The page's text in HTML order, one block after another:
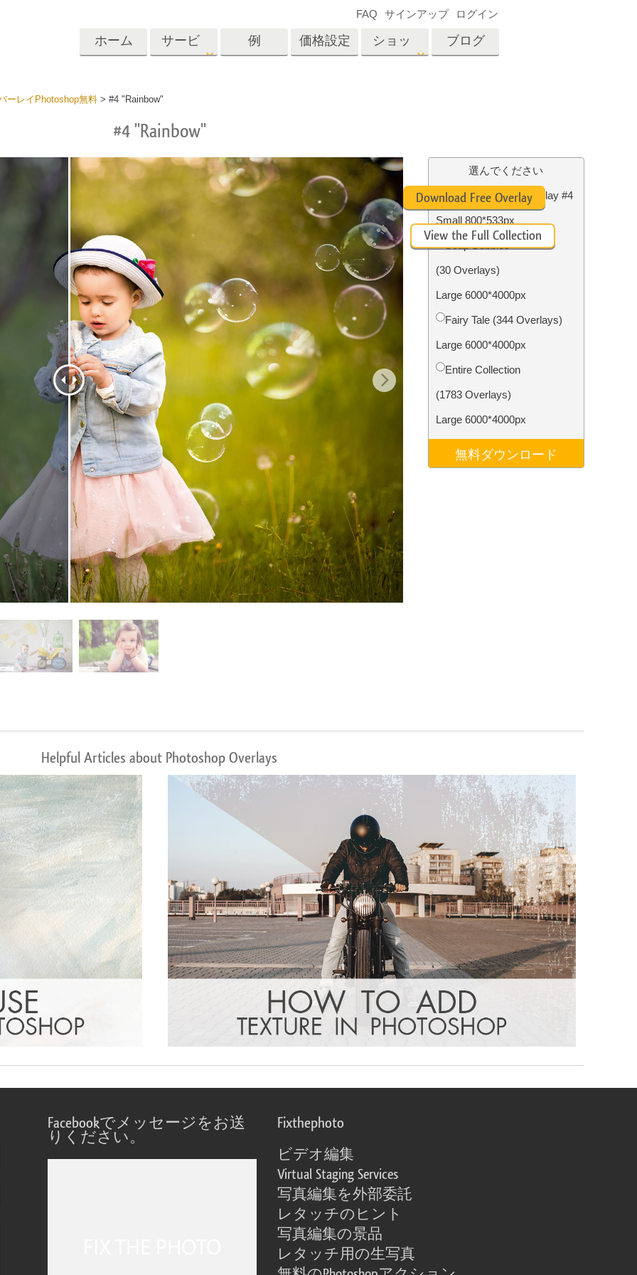
ホーム サービ
ービス
する
AIが生成した衣料品モデ
ル
画像操作料理内容
写真入力アプリケーショ
ッチ製品内容 ジュエリーレタッチ製品
内容
AIトレーニングデータ Video Editing Services
例 価格設定 ショッ
Photoshop
Photoshopアクション
Photoshopオーバーレイ
ョン全体
Psはコレクション全体
をオーバーレイしま
す
プレート
バレンタインデーカ
ード
子供の誕生日の招待
ビデオオーバーレイ
ブログ
FAQ サインアップ ログイン
ーレイPhotoshop無料> #4 "Rainbow"
#4 "Rainbow"
選んでください
Free Photoshop Overlay #4
Small 800*533px
Soap Bubbles
(30 Overlays)
Large 6000*4000px
Fairy Tale (344 Overlays)
Large 6000*4000px
Entire Collection
(1783 Overlays)
Large 6000*4000px
無料ダウンロード
Download Free Overlay
View the Full Collection
Helpful Articles about Photoshop Overlays
Facebookでメッセージをお送
りください。
Fixthephoto
ビデオ編集
Virtual Staging Services
写真編集を外部委託
レタッチのヒント
写真編集の景品
レタッチ用の生写真